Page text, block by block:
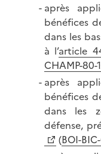
après
bénéfices
dans les
à l’article
CHAMP-80-
après
bénéfices
dans les
défense,
(BOI-